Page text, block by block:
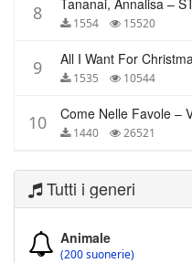
8 1554 15520
9 1535 10544
10 1440 26521
Tutti i generi
Animale
(200 suonerie)